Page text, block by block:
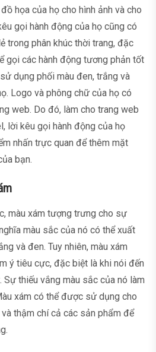
họa của họ cho hình ảnh và cho
gọi hành động của họ cũng có
trong phân khúc thời trang, đặc
gọi các hành động tương phản tốt
dụng phối màu đen, trắng và
Logo và phông chữ của họ có
web. Do đó, làm cho trang web
lời kêu gọi hành động của họ
nhấn trực quan để thêm mặt
bạn.
màu xám tượng trưng cho sự
màu sắc của nó có thể xuất
và đen. Tuy nhiên, màu xám
ý tiêu cực, đặc biệt là khi nói đến
thiếu vắng màu sắc của nó làm
xám có thể được sử dụng cho
thậm chí cả các sản phẩm để